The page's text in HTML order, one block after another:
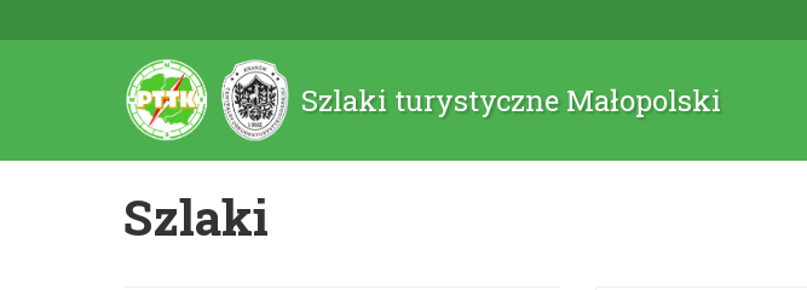
Szlaki turystyczne Małopolski
Szlaki